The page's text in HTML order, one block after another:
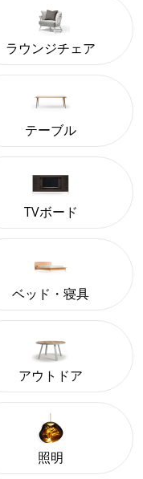
ラウンジチェア
テーブル
TVボード
ベッド・寝具
アウトドア
照明